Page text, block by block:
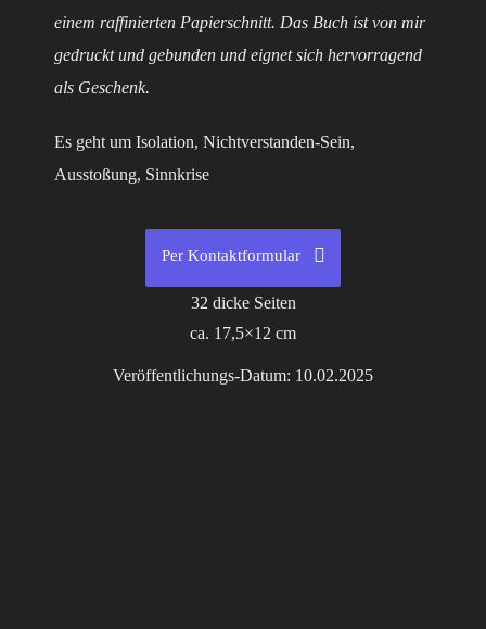
einem raffinierten Papierschnitt. Das Buch ist von mir
gedruckt und gebunden und eignet sich hervorragend
als Geschenk.
Es geht um Isolation, Nichtverstanden-Sein,
Ausstoßung, Sinnkrise
Hier kaufen
Per Kontaktformular
32 dicke Seiten
ca. 17,5×12 cm
Veröffentlichungs-Datum: 10.02.2025